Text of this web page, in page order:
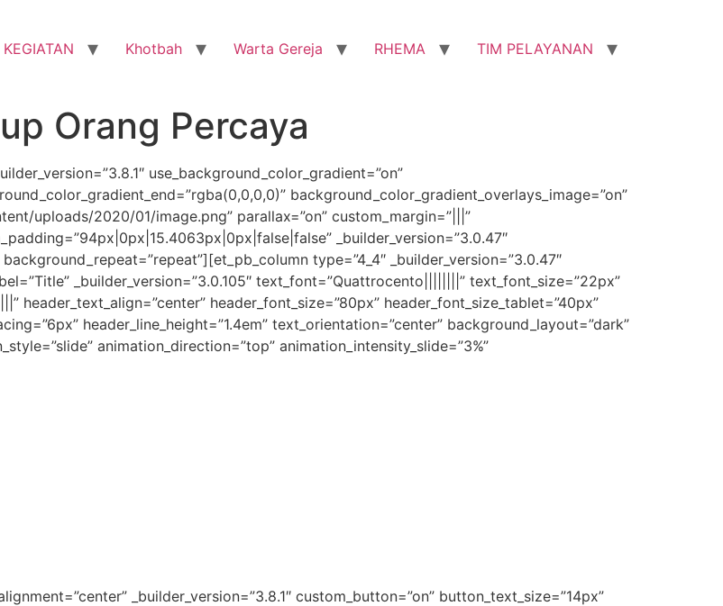
KEGIATAN Khotbah Warta Gereja RHEMA TIM PELAYANAN
Orang Percaya
use_background_color_gradient=”on”
background_color_gradient_overlays_image=”on”
uploads/2020/01/image.png” parallax=”on” custom_margin=”|||”
_builder_version=”3.0.47″
type=”4_4″ _builder_version=”3.0.47″
_builder_version=”3.0.105″ text_font=”Quattrocento||||||||” text_font_size=”22px”
header_text_align=”center” header_font_size=”80px” header_font_size_tablet=”40px”
header_line_height=”1.4em” text_orientation=”center” background_layout=”dark”
animation_direction=”top” animation_intensity_slide=”3%”
_builder_version=”3.8.1″ custom_button=”on” button_text_size=”14px”